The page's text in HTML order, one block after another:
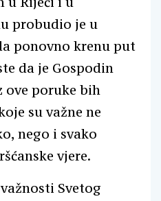
probudio je u
ponovno krenu put
da je Gospodin
ove poruke bih
su važne ne
nego i svako
vjere.
Svetog